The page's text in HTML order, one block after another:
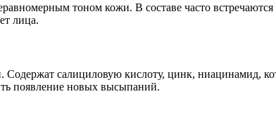
тоном кожи. В составе часто
лица.
салициловую кислоту, цинк, ниацинамид,
появление новых высыпаний.